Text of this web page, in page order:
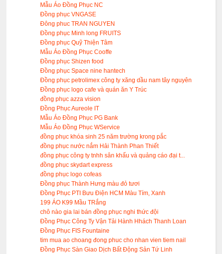
Mẫu Áo Đồng Phục NC
Đồng phục VNGASE
Đông phuc TRAN NGUYEN
Đồng phục Minh long FRUITS
Đồng phục Quỹ Thiện Tâm
Mẫu Áo Đồng Phục Cooffe
Đồng phục Shizen food
Đồng phục Space nine hantech
Đồng phục petrolimex công ty xăng dầu nam tây nguyên
Đồng phục logo cafe và quán ăn Y Trúc
đồng phục azza vision
Đồng Phục Aureole IT
Mẫu Áo Đồng Phục PG Bank
Mẫu Áo Đồng Phục WService
đồng phục khóa sinh 25 năm trường krong pắc
đồng phục nước nắm Hải Thành Phan Thiết
đồng phục công ty tnhh sân khấu và quảng cáo đại t...
đồng phục skydart express
đồng phục logo cofeas
Đồng phục Thành Hưng màu đỏ tươi
Đồng Phục PTI Bưu Điện HCM Màu Tím, Xanh
199 ÁO K99 Mầu TRắng
chô nào gia lai bán đồng phục nghi thức đội
Đồng Phục Công Ty Vận Tải Hành Hhách Thanh Loan
Đồng Phục FIS Fountaine
tim mua ao choang đong phuc cho nhan vien tiem nail
Đồng Phục Sàn Giao Dịch Bất Động Sản Tứ Linh